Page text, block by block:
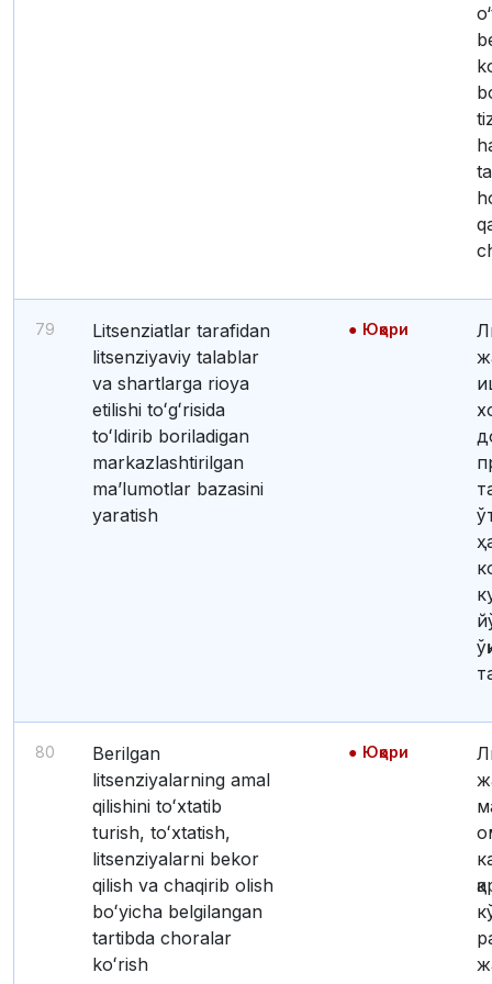
79
Litsenziatlar tarafidan
litsenziyaviy talablar
va shartlarga rioya
etilishi toʻgʻrisida
toʻldirib boriladigan
markazlashtirilgan
maʼlumotlar bazasini
yaratish
Юқори
Лицензия бериш
80
Berilgan
litsenziyalarning amal
qilishini toʻxtatib
turish, toʻxtatish,
litsenziyalarni bekor
qilish va chaqirib olish
boʻyicha belgilangan
tartibda choralar
koʻrish
Юқори
Лицензия бериш